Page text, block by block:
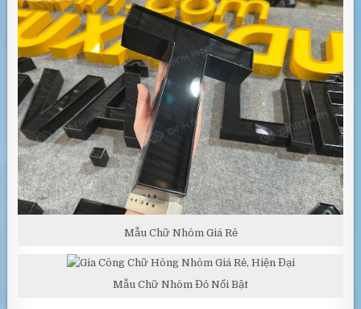
Mẫu Chữ Nhôm Giá Rẻ
Mẫu Chữ Nhôm Đỏ Nổi Bật